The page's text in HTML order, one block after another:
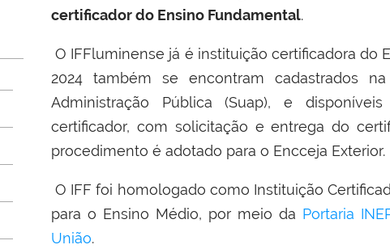
certificador do Ensino Fundamental.
O IFFluminense já é instituição certificadora do
2024 também se encontram cadastrados
Administração Pública (Suap), e
certificador, com solicitação e entrega do
procedimento é adotado para o Encceja Exterior.
O IFF foi homologado como Instituição
para o Ensino Médio, por meio da Portaria
União.